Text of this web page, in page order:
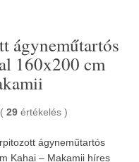
ágyneműtartós
160x200 cm
( 29 értékelés )
ágyneműtartós
Kahai – Makamii híres